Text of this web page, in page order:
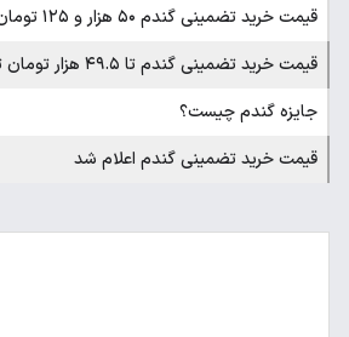
قیمت خرید تضمینی گندم ۵۰ هزار و ۱۲۵ تومان مصوب شد
قیمت خرید تضمینی گندم تا ۴۹.۵ هزار تومان تعیین شد
جایزه گندم چیست؟
قیمت خرید تضمینی گندم اعلام شد